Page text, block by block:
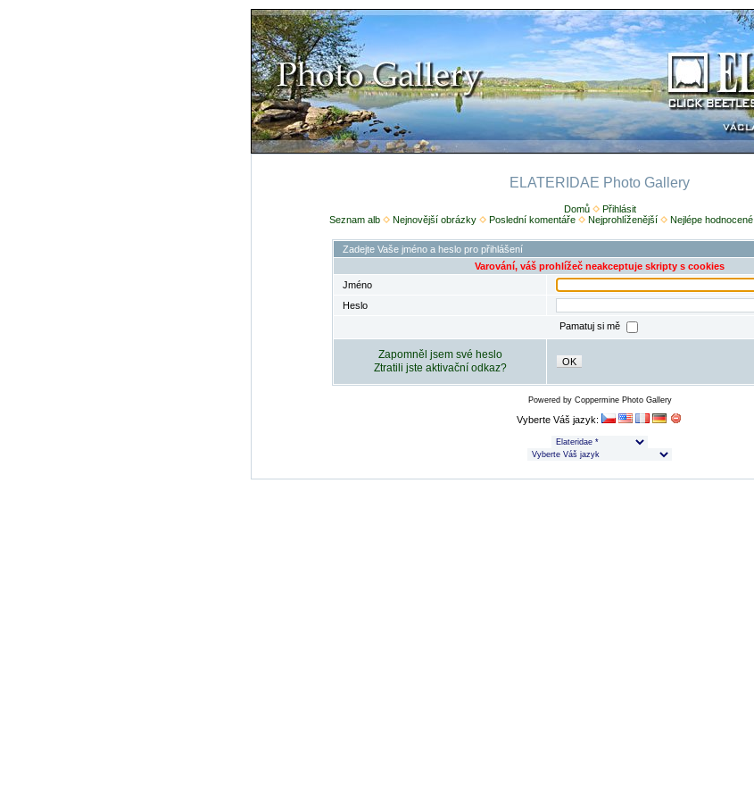
ELATERIDAE Photo Gallery
Domů
Přihlásit
Seznam alb
Nejnovější obrázky Poslední komentáře Nejprohlíženější Nejlépe hodnocené
Zadejte Vaše jméno a heslo pro přihlášení
Varování, váš prohlížeč neakceptuje skripty s cookies
Jméno
Heslo
Pamatuj si mě
Zapomněl jsem své heslo
Ztratili jste aktivační odkaz?
OK
Powered by Coppermine Photo Gallery
Vyberte Váš jazyk: